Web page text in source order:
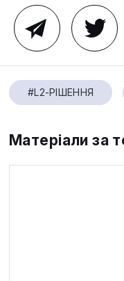
#L2-РІШЕННЯ
Матеріали за